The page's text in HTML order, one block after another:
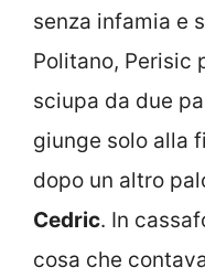
senza infamia e
Politano, Perisic
sciupa da due
giunge solo alla
dopo un altro
Cedric. In
cosa che